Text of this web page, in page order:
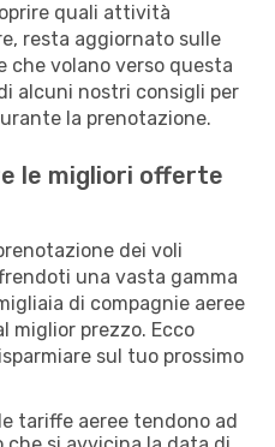
quali attività
resta aggiornato sulle
che volano verso questa
alcuni nostri consigli per
la prenotazione.
le migliori offerte
dei voli
una vasta gamma
di compagnie aeree
miglior prezzo. Ecco
sul tuo prossimo
le tariffe aeree tendono ad